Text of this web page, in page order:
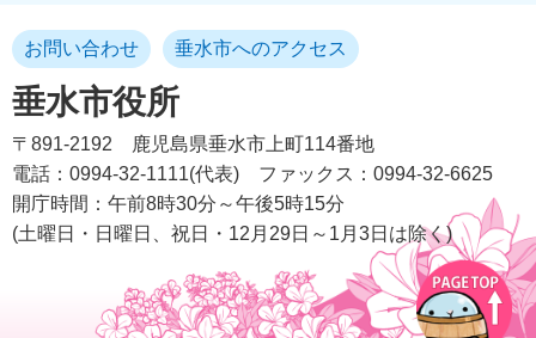
垂水市役所
お問い合わせ 垂水市へのアクセス
〒891-2192
鹿児島県垂水市上町114番地
電話：0994-32-1111(代表)
ファックス：0994-32-6625
開庁時間：午前8時30分～午後5時15分
(土曜日・日曜日、祝日・12月29日～1月3日は除く)